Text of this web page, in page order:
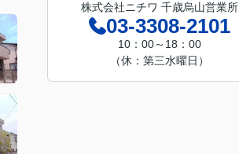
株式会社ニチワ 千歳烏山営業所
03-3308-2101
10：00～18：00
（休：第三水曜日）